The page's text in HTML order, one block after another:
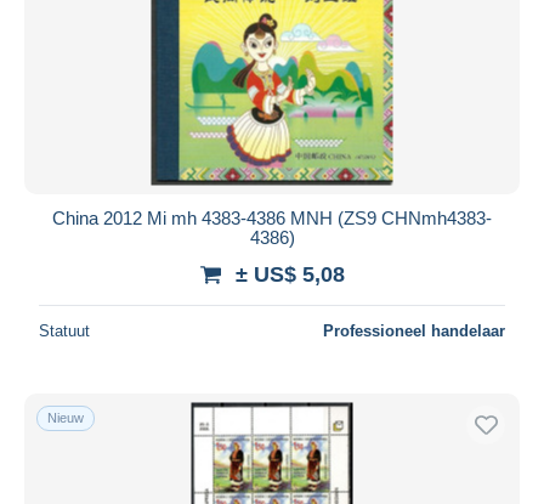
China 2012 Mi mh 4383-4386 MNH (ZS9 CHNmh4383-
4386)
± US$ 5,08
Statuut Professioneel handelaar
Nieuw